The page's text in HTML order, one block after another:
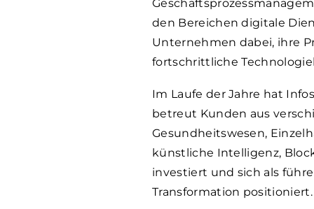
den Bereichen digitale
Unternehmen dabei, ihre
fortschrittliche
Im Laufe der Jahre hat
betreut Kunden aus
Gesundheitswesen,
künstliche Intelligenz,
investiert und sich als
Transformation positioniert.